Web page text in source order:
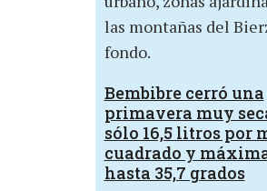
Bembibre cerró una
primavera muy
sólo 16,5 litros por
cuadrado y
hasta 35,7 grados